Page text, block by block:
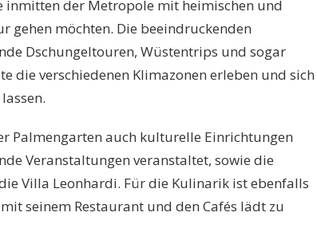
der Metropole mit heimischen und
gehen möchten. Die beeindruckenden
Dschungeltouren, Wüstentrips und sogar
die verschiedenen Klimazonen erleben und sich
Palmengarten auch kulturelle Einrichtungen
Veranstaltungen veranstaltet, sowie die
Villa Leonhardi. Für die Kulinarik ist ebenfalls
seinem Restaurant und den Cafés lädt zu